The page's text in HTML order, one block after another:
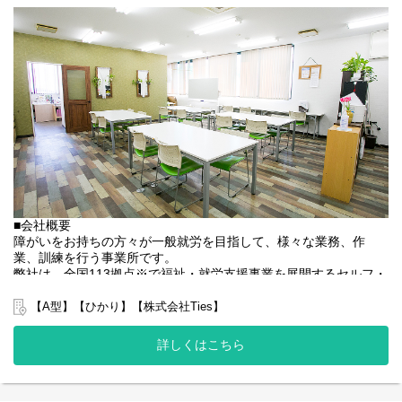
■業務内容
就労施設でのサービス管理責任者の業務。
・個別支援計画の作成一式。（弊社システムを使用して作成して
いきます。）
・利用者さん、ご両親、外部関係機関との連絡調整。
・相談員、事業所支援員との会議、連絡等。
・その他、付随する業務
弊社グループのサービス管理責任者の業務内容は他社さんと比べ
て働き安い環境を整え業務負荷を減らす工夫をしております。
・支援費請求は行いません。代理請求を導入していますので利用
記録のチェックのみです。
・個別支援計画、ケース記録を含めた必要な様々な書類は管理シ
ステムを使用しているのでPC１つで管理できる体制となっていま
す。
・行政への変更届等の提出書類のサポートも会社として行ってい
るので資格はもっているが正直できるか自信のない方でも安心し
て働ける環境が整っています。
■会社概要
障がいをお持ちの方々が一般就労を目指して、様々な業務、作
業、訓練を行う事業所です。
弊社は、全国113拠点※で福祉・就労支援事業を展開するセルフ・
グループ全体で培った豊富なノウハウとネットワークを活かし、
スタッフが安心して長く働ける職場づくりに取り組んでいます。
弊社グループでは2つのパターンの事業所を全国に展開をさせて頂
【就労継続支援A型事業所】
【A型】【ひかり】【株式会社Ties】
詳しくはこちら